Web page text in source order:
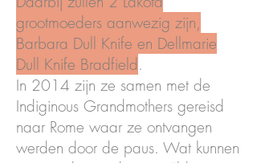
grootmoeders aanwezig zijn,
Barbara Dull Knife en Dellmarie
Dull Knife Bradfield.
In 2014 zijn ze samen met de
Indiginous Grandmothers gereisd
naar Rome waar ze ontvangen
werden door de paus. Wat kunnen